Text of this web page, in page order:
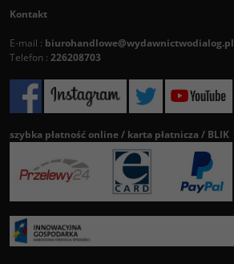
Kontakt
E-mail : biurohandlowe@wydawnictwodialog.pl
Telefon : 226208703
szybka płatność online / karta płatnicza / BLIK